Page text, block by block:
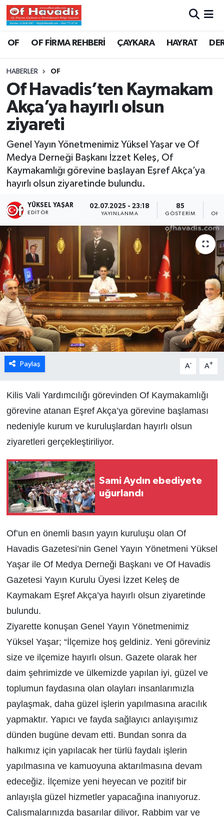
OF OF FİRMA REHBERİ ÇAYKARA HAYRAT
HABERLER OF
Of Havadis’ten Kaymakam
Akça’ya hayırlı olsun
ziyareti
Genel Yayın Yönetmenimiz Yüksel Yaşar ve Of
Medya Derneği Başkanı İzzet Keleş, Of
Kaymakamlığı görevine başlayan Eşref Akça’ya
hayırlı olsun ziyaretinde bulundu.
YÜKSEL YAŞAR
EDITÖR
02.07.2025 - 23:18
YAYINLANMA
85
GÖSTERIM
Paylaş A- A+
Kilis Vali Yardımcılığı görevinden Of Kaymakamlığı
görevine atanan Eşref Akça’ya görevine başlaması
nedeniyle kurum ve kuruluşlardan hayırlı olsun
ziyaretleri gerçekleştiriliyor.
Sami Aydın ebediyete
uğurlandı
Of’un en önemli basın yayın kuruluşu olan Of
Havadis Gazetesi’nin Genel Yayın Yönetmeni Yüksel
Yaşar ile Of Medya Derneği Başkanı ve Of Havadis
Gazetesi Yayın Kurulu Üyesi İzzet Keleş de
Kaymakam Eşref Akça’ya hayırlı olsun ziyaretinde
bulundu.
Ziyarette konuşan Genel Yayın Yönetmenimiz
Yüksel Yaşar; “İlçemize hoş geldiniz. Yeni göreviniz
size ve ilçemize hayırlı olsun. Gazete olarak her
daim şehrimizde ve ülkemizde yapılan iyi, güzel ve
toplumun faydasına olan olayları insanlarımızla
paylaşmak, daha güzel işlerin yapılmasına aracılık
yapmaktır. Yapıcı ve fayda sağlayıcı anlayışımız
dünden bugüne devam etti. Bundan sonra da
halkımız için yapılacak her türlü faydalı işlerin
yapılmasına ve kamuoyuna aktarılmasına devam
edeceğiz. İlçemize yeni heyecan ve pozitif bir
anlayışla güzel hizmetler yapacağına inanıyoruz.
Çalışmalarınızda başarılar diliyor, Rabbim yar ve
Trabzon Nöbetçi Eczaneler
Trabzon Namaz Vakitleri
Trabzon Trafik Yoğunluk Haritası
Süper Lig Puan Durumu ve Fikstür
Tüm Manşetler
Son Dakika Haberleri
Haber Arşivi